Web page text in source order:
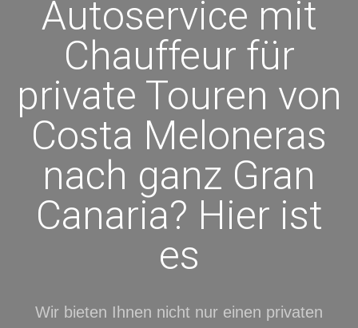
Autoservice mit
Chauffeur für
private Touren von
Costa Meloneras
nach ganz Gran
Canaria? Hier ist
es
Wir bieten Ihnen nicht nur einen privaten